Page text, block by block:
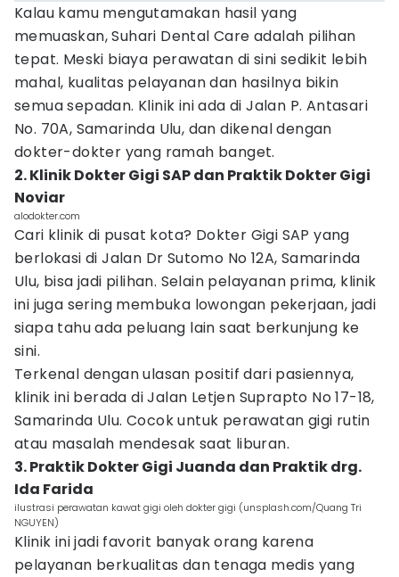
Kalau kamu mengutamakan hasil yang
memuaskan, Suhari Dental Care adalah pilihan
tepat. Meski biaya perawatan di sini sedikit lebih
mahal, kualitas pelayanan dan hasilnya bikin
semua sepadan. Klinik ini ada di Jalan P. Antasari
No. 70A, Samarinda Ulu, dan dikenal dengan
dokter-dokter yang ramah banget.
2. Klinik Dokter Gigi SAP dan Praktik Dokter Gigi
Noviar
alodokter.com
Cari klinik di pusat kota? Dokter Gigi SAP yang
berlokasi di Jalan Dr Sutomo No 12A, Samarinda
Ulu, bisa jadi pilihan. Selain pelayanan prima, klinik
ini juga sering membuka lowongan pekerjaan, jadi
siapa tahu ada peluang lain saat berkunjung ke
sini.
Terkenal dengan ulasan positif dari pasiennya,
klinik ini berada di Jalan Letjen Suprapto No 17-18,
Samarinda Ulu. Cocok untuk perawatan gigi rutin
atau masalah mendesak saat liburan.
3. Praktik Dokter Gigi Juanda dan Praktik drg.
Ida Farida
ilustrasi perawatan kawat gigi oleh dokter gigi (unsplash.com/Quang Tri
NGUYEN)
Klinik ini jadi favorit banyak orang karena
pelayanan berkualitas dan tenaga medis yang